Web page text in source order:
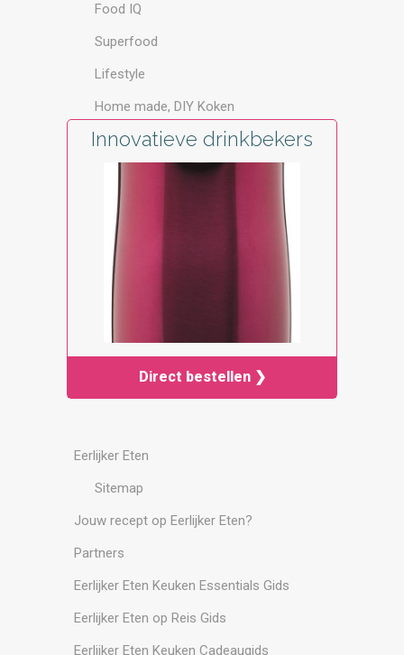
Food IQ
Superfood
Lifestyle
Home made, DIY Koken
Innovatieve drinkbekers
Direct bestellen ❯
Eerlijker Eten
Sitemap
Jouw recept op Eerlijker Eten?
Partners
Eerlijker Eten Keuken Essentials Gids
Eerlijker Eten op Reis Gids
Eerlijker Eten Keuken Cadeaugids